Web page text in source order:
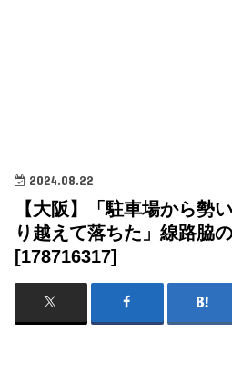
2024.08.22
【大阪】「駐車場から勢
り越えて落ちた」線路脇
[178716317]